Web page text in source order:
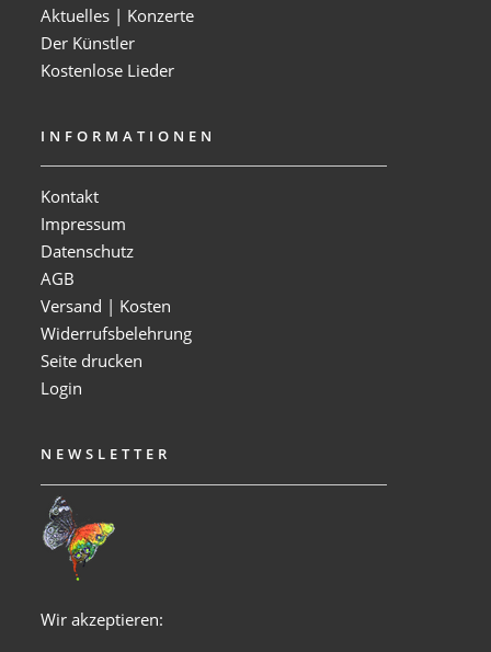
Aktuelles | Konzerte
Der Künstler
Kostenlose Lieder
INFORMATIONEN
Kontakt
Impressum
Datenschutz
AGB
Versand | Kosten
Widerrufsbelehrung
Seite drucken
Login
NEWSLETTER
Wir akzeptieren: